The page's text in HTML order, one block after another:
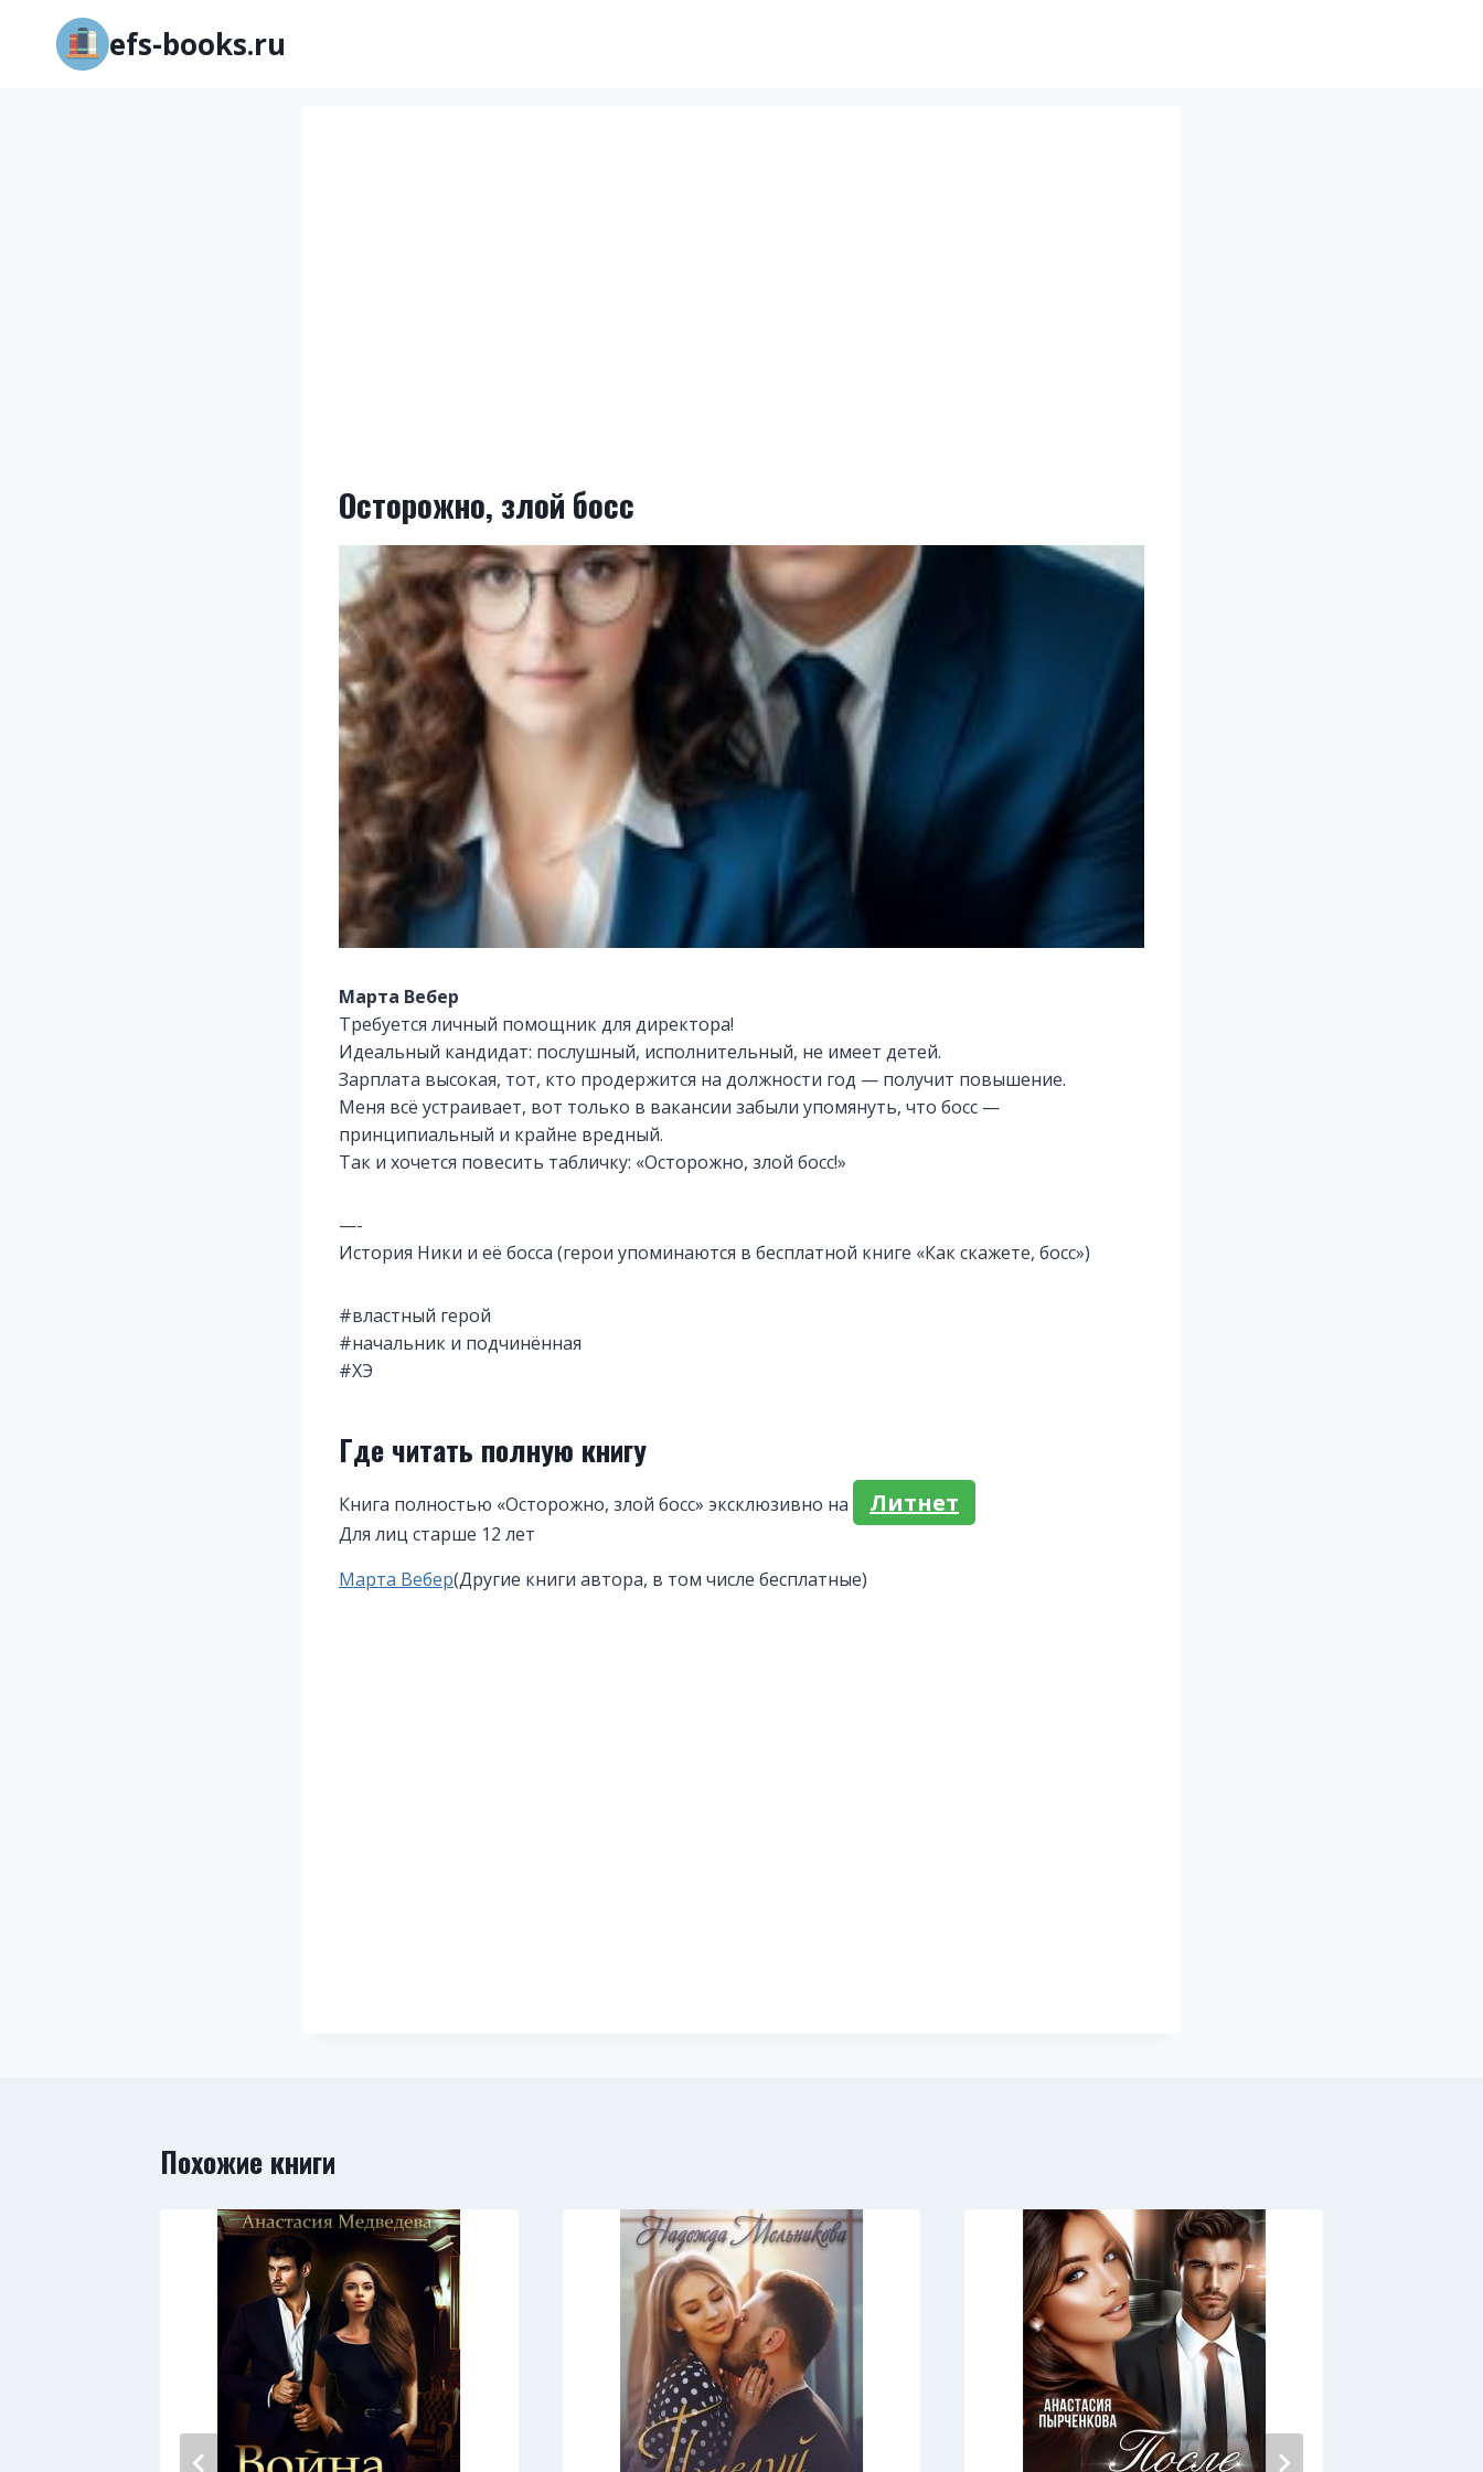
Перейти
содержимому
efs-books.ru
Осторожно, злой босс
Марта Вебер
Требуется личный помощник для директора!
Идеальный кандидат: послушный, исполнительный, не имеет детей.
Зарплата высокая, тот, кто продержится на должности год — получит повышение.
Меня всё устраивает, вот только в вакансии забыли упомянуть, что босс —
принципиальный и крайне вредный.
Так и хочется повесить табличку: «Осторожно, злой босс!»
—-
История Ники и её босса (герои упоминаются в бесплатной книге «Как скажете, босс»)
#властный герой
#начальник и подчинённая
#ХЭ
Где читать полную книгу
Книга полностью «Осторожно, злой босс» эксклюзивно на Литнет
Для лиц старше 12 лет
Метки
Марта Вебер(Другие книги автора, в том числе бесплатные)
Похожие книги